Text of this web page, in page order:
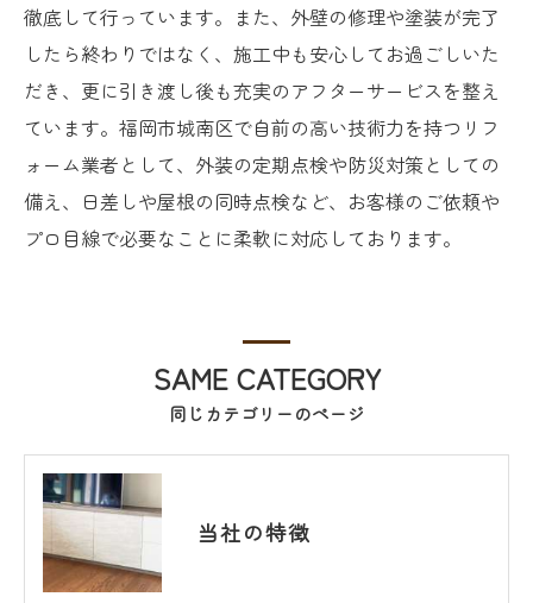
徹底して行っています。また、外壁の修理や塗装が完了
したら終わりではなく、施工中も安心してお過ごしいた
だき、更に引き渡し後も充実のアフターサービスを整え
ています。福岡市城南区で自前の高い技術力を持つリフ
ォーム業者として、外装の定期点検や防災対策としての
備え、日差しや屋根の同時点検など、お客様のご依頼や
プロ目線で必要なことに柔軟に対応しております。
同じカテゴリーのページ
SAME CATEGORY
当社の特徴